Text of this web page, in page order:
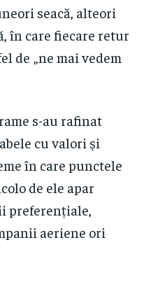
seacă, alteori
în care fiecare retur
de „ne mai vedem
s-au rafinat
cu valori și
în care punctele
de ele apar
preferențiale,
aeriene ori